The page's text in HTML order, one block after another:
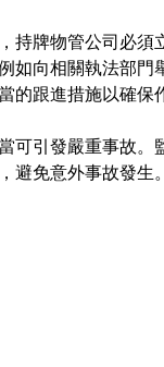
持牌物管公司必
如向相關執法部
的跟進措施以確保
可引發嚴重事故
避免意外事故發